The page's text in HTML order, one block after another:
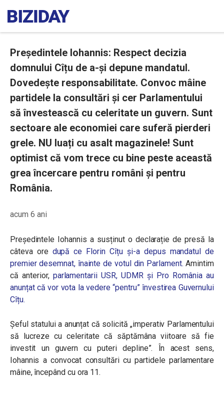
Președintele Iohannis: Respect decizia
domnului Cîțu de a-și depune mandatul.
Dovedește responsabilitate. Convoc mâine
partidele la consultări și cer Parlamentului
să învestească cu celeritate un guvern. Sunt
sectoare ale economiei care suferă pierderi
grele. NU luați cu asalt magazinele! Sunt
optimist că vom trece cu bine peste această
grea încercare pentru români și pentru
România.
acum 6 ani
Președintele Iohannis a susținut o declarație de presă la
câteva ore după ce Florin Cîțu și-a depus mandatul de
premier desemnat, înainte de votul din Parlament. Amintim
că anterior, parlamentarii USR, UDMR și Pro România au
anunțat că vor vota la vedere “pentru” învestirea Guvernului
Cîțu.
Șeful statului a anunțat că solicită „imperativ Parlamentului
să lucreze cu celeritate că săptămâna viitoare să fie
investit un guvern cu puteri depline”. În acest sens,
Iohannis a convocat consultări cu partidele parlamentare
mâine, începând cu ora 11.